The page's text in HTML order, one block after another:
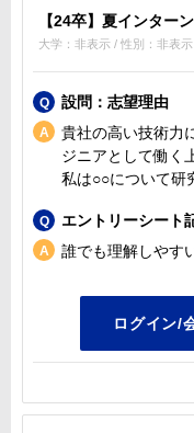
【24卒】夏インター
大学：非表示 / 性別：非表
設問：志望理由
貴社の高い技術力
ジニアとして働く
私は○○について研
エントリーシート
誰でも理解しやす